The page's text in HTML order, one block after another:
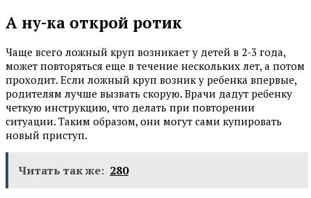
А ну-ка открой ротик
Чаще всего ложный круп возникает у детей в 2-3 года,
может повторяться еще в течение нескольких лет, а потом
проходит. Если ложный круп возник у ребенка впервые,
родителям лучше вызвать скорую. Врачи дадут ребенку
четкую инструкцию, что делать при повторении
ситуации. Таким образом, они могут сами купировать
новый приступ.
Читать так же: 280